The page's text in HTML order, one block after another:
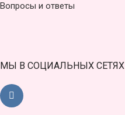
Вопросы и ответы
МЫ В СОЦИАЛЬНЫХ СЕТЯХ